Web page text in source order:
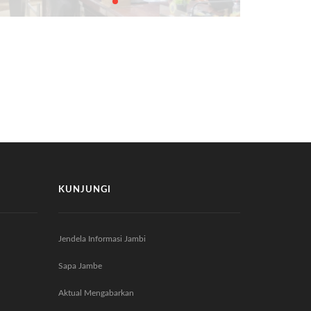
KUNJUNGI
Jendela Informasi Jambi
Sapa Jambe
Aktual Mengabarkan